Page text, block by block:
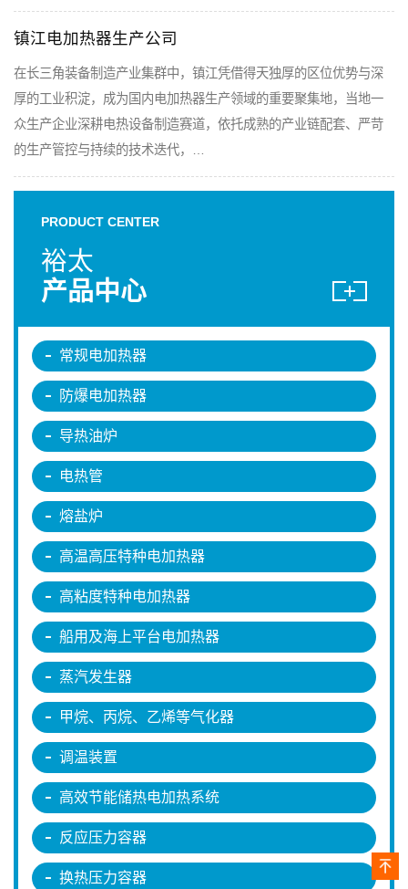
镇江电加热器生产公司
在长三角装备制造产业集群中，镇江凭借得天独厚的区位优势与深
厚的工业积淀，成为国内电加热器生产领域的重要聚集地，当地一
众生产企业深耕电热设备制造赛道，依托成熟的产业链配套、严苛
的生产管控与持续的技术迭代，…
PRODUCT CENTER
裕太
产品中心
常规电加热器
防爆电加热器
导热油炉
电热管
熔盐炉
高温高压特种电加热器
高粘度特种电加热器
船用及海上平台电加热器
蒸汽发生器
甲烷、丙烷、乙烯等气化器
调温装置
高效节能储热电加热系统
反应压力容器
换热压力容器